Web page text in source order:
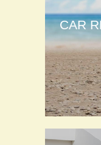
CAR